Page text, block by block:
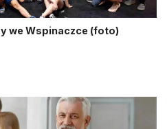
we Wspinaczce (foto)